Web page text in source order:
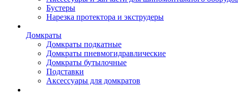
Бустеры
Нарезка протектора и экструдеры
Домкраты
Домкраты подкатные
Домкраты пневмогидравлические
Домкраты бутылочные
Подставки
Аксессуары для домкратов